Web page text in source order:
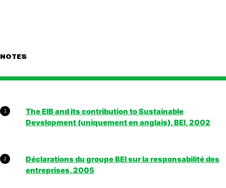
NOTES
1
The EIB and its contribution to Sustainable
Development (uniquement en anglais), BEI, 2002
2
Déclarations du groupe BEI sur la responsabilité des
entreprises, 2005